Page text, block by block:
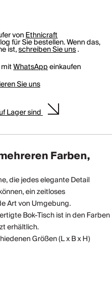
vonEthnicraft
für Sie bestellen. Wenn das,
ist,schreiben Sie uns.
WhatsAppeinkaufen
Sie uns
Lager sind
Farben,
die jedes elegante Detail
ein zeitloses
Art von Umgebung.
Bok-Tisch ist in den Farben
erhältlich.
Größen (L x B x H)